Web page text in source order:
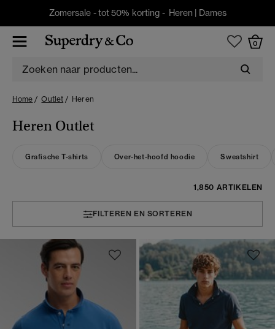
Zomersale - tot 50% korting - Heren | Dames
0
Home Outlet Heren
Heren Outlet
Grafische T-shirts Over-het-hoofd hoodie Sweatshirt
1,850 ARTIKELEN
FILTEREN EN SORTEREN